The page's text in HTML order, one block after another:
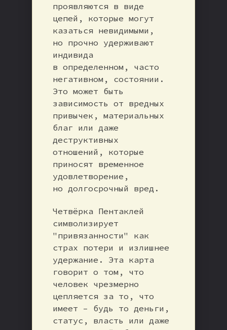
проявляются в виде
цепей, которые могут
казаться невидимыми,
но прочно удерживают
индивида
в определенном, часто
негативном, состоянии.
Это может быть
зависимость от вредных
привычек, материальных
благ или даже
деструктивных
отношений, которые
приносят временное
удовлетворение,
но долгосрочный вред.
Четвёрка Пентаклей
символизирует
"привязанности" как
страх потери и излишнее
удержание. Эта карта
говорит о том, что
человек чрезмерно
цепляется за то, что
имеет – будь то деньги,
статус, власть или даже